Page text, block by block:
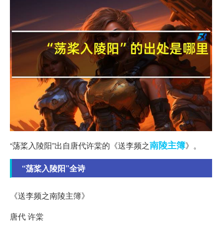
“荡桨入陵阳”出自唐代许棠的《送李频之南陵主簿》。
“荡桨入陵阳”全诗
《送李频之南陵主簿》
唐代 许棠